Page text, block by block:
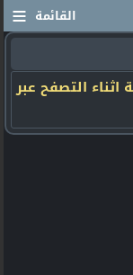
≡ القائمة
اثناء التصفح عبر